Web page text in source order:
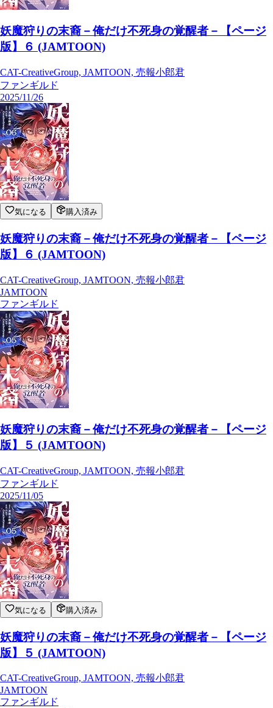
妖魔狩りの末裔－俺だけ不死身の覚醒者－【ページ
版】６ (JAMTOON)
CAT-CreativeGroup, JAMTOON, 売報小郎君
ファンギルド
2025/11/26
気になる 購入済み
妖魔狩りの末裔－俺だけ不死身の覚醒者－【ページ
版】６ (JAMTOON)
CAT-CreativeGroup, JAMTOON, 売報小郎君
JAMTOON
ファンギルド
妖魔狩りの末裔－俺だけ不死身の覚醒者－【ページ
版】５ (JAMTOON)
CAT-CreativeGroup, JAMTOON, 売報小郎君
ファンギルド
2025/11/05
気になる 購入済み
妖魔狩りの末裔－俺だけ不死身の覚醒者－【ページ
版】５ (JAMTOON)
CAT-CreativeGroup, JAMTOON, 売報小郎君
JAMTOON
ファンギルド